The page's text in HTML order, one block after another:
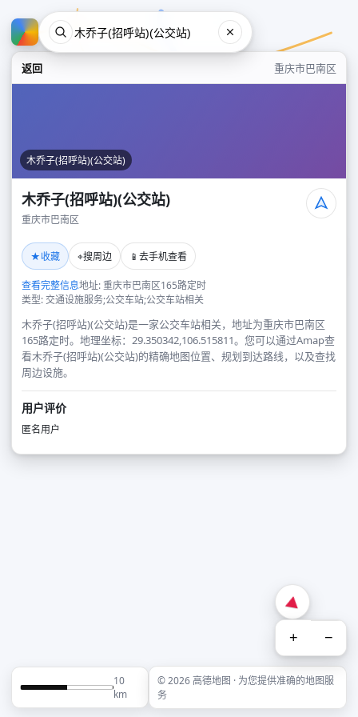
返回 重庆市巴南区
木乔子(招呼站)(公交站)
木乔子(招呼站)(公交站)
重庆市巴南区
★收藏 ⌖搜周边 📱 去手机查看
查看完整信息地址: 重庆市巴南区165路定时
类型: 交通设施服务;公交车站;公交车站相关
木乔子(招呼站)(公交站)是一家公交车站相关，地址为重庆市巴南区
165路定时。地理坐标：29.350342,106.515811。您可以通过Amap查
看木乔子(招呼站)(公交站)的精确地图位置、规划到达路线，以及查找
周边设施。
用户评价
匿名用户
+ −
10
km
© 2026 高德地图 · 为您提供准确的地图服
务